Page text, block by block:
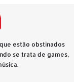
estão obstinados
se trata de games,